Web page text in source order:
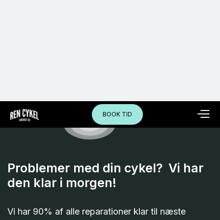
BOOK TID
Problemer med din cykel? Vi har
den klar i morgen!
Vi har 90% af alle reparationer klar til næste